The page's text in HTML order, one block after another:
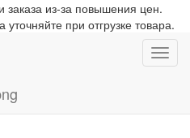
заказа из-за повышения цен.
при отгрузке товара.